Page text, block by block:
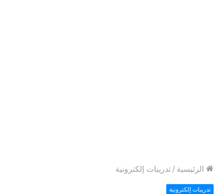
الرئيسية / تدريبات إلكترونية
تدريبات إلكترونية